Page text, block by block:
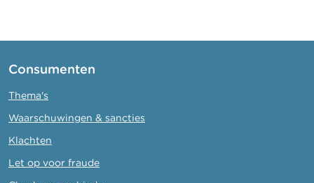
Consumenten
Thema's
Waarschuwingen & sancties
Klachten
Let op voor fraude